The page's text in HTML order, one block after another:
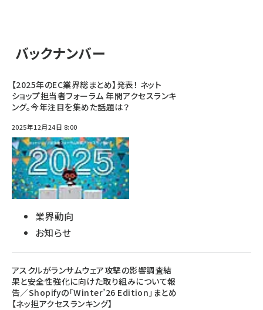
バックナンバー
【2025年のEC業界総まとめ】発表！ ネット
ショップ担当者フォーラム 年間アクセスランキ
ング。今年注目を集めた話題は？
2025年12月24日 8:00
業界動向
お知らせ
アスクルがランサムウェア攻撃の影響調査結
果と安全性強化に向けた取り組みについて報
告／Shopifyの「Winter’26 Edition」まとめ
【ネッ担アクセスランキング】